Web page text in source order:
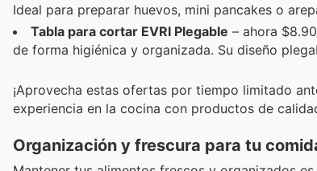
Ideal para preparar huevos, mini pancakes o
Tabla para cortar EVRI Plegable – ahora
de forma higiénica y organizada. Su diseño
¡Aprovecha estas ofertas por tiempo limitado
experiencia en la cocina con productos de
Organización y frescura para tu